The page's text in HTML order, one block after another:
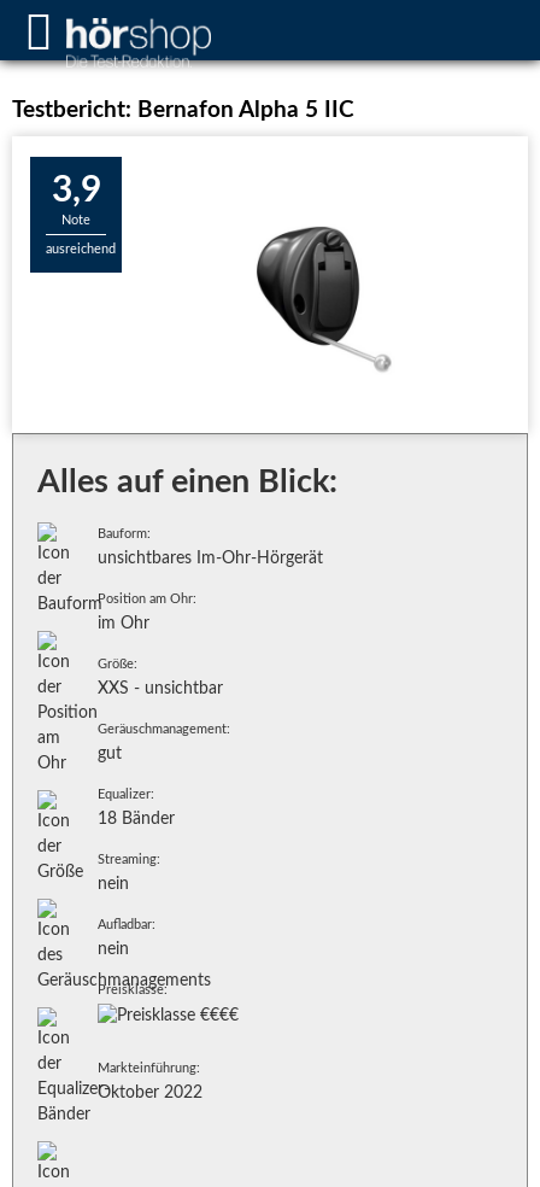
Testbericht: Bernafon Alpha 5 IIC
3,9
Note
ausreichend
Alles auf einen Blick:
Bauform:
unsichtbares Im-Ohr-Hörgerät
Position am Ohr:
im Ohr
Größe:
XXS - unsichtbar
Geräuschmanagement:
gut
Equalizer:
18 Bänder
Streaming:
nein
Aufladbar:
nein
Preisklasse:
Markteinführung:
Oktober 2022